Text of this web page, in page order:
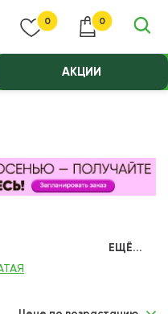
0 0
АКЦИИ
ГАВРИШ
ЕЩЁ...